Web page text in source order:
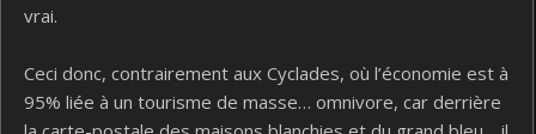
vrai.
Ceci donc, contrairement aux Cyclades, où l’économie est à
95% liée à un tourisme de masse… omnivore, car derrière